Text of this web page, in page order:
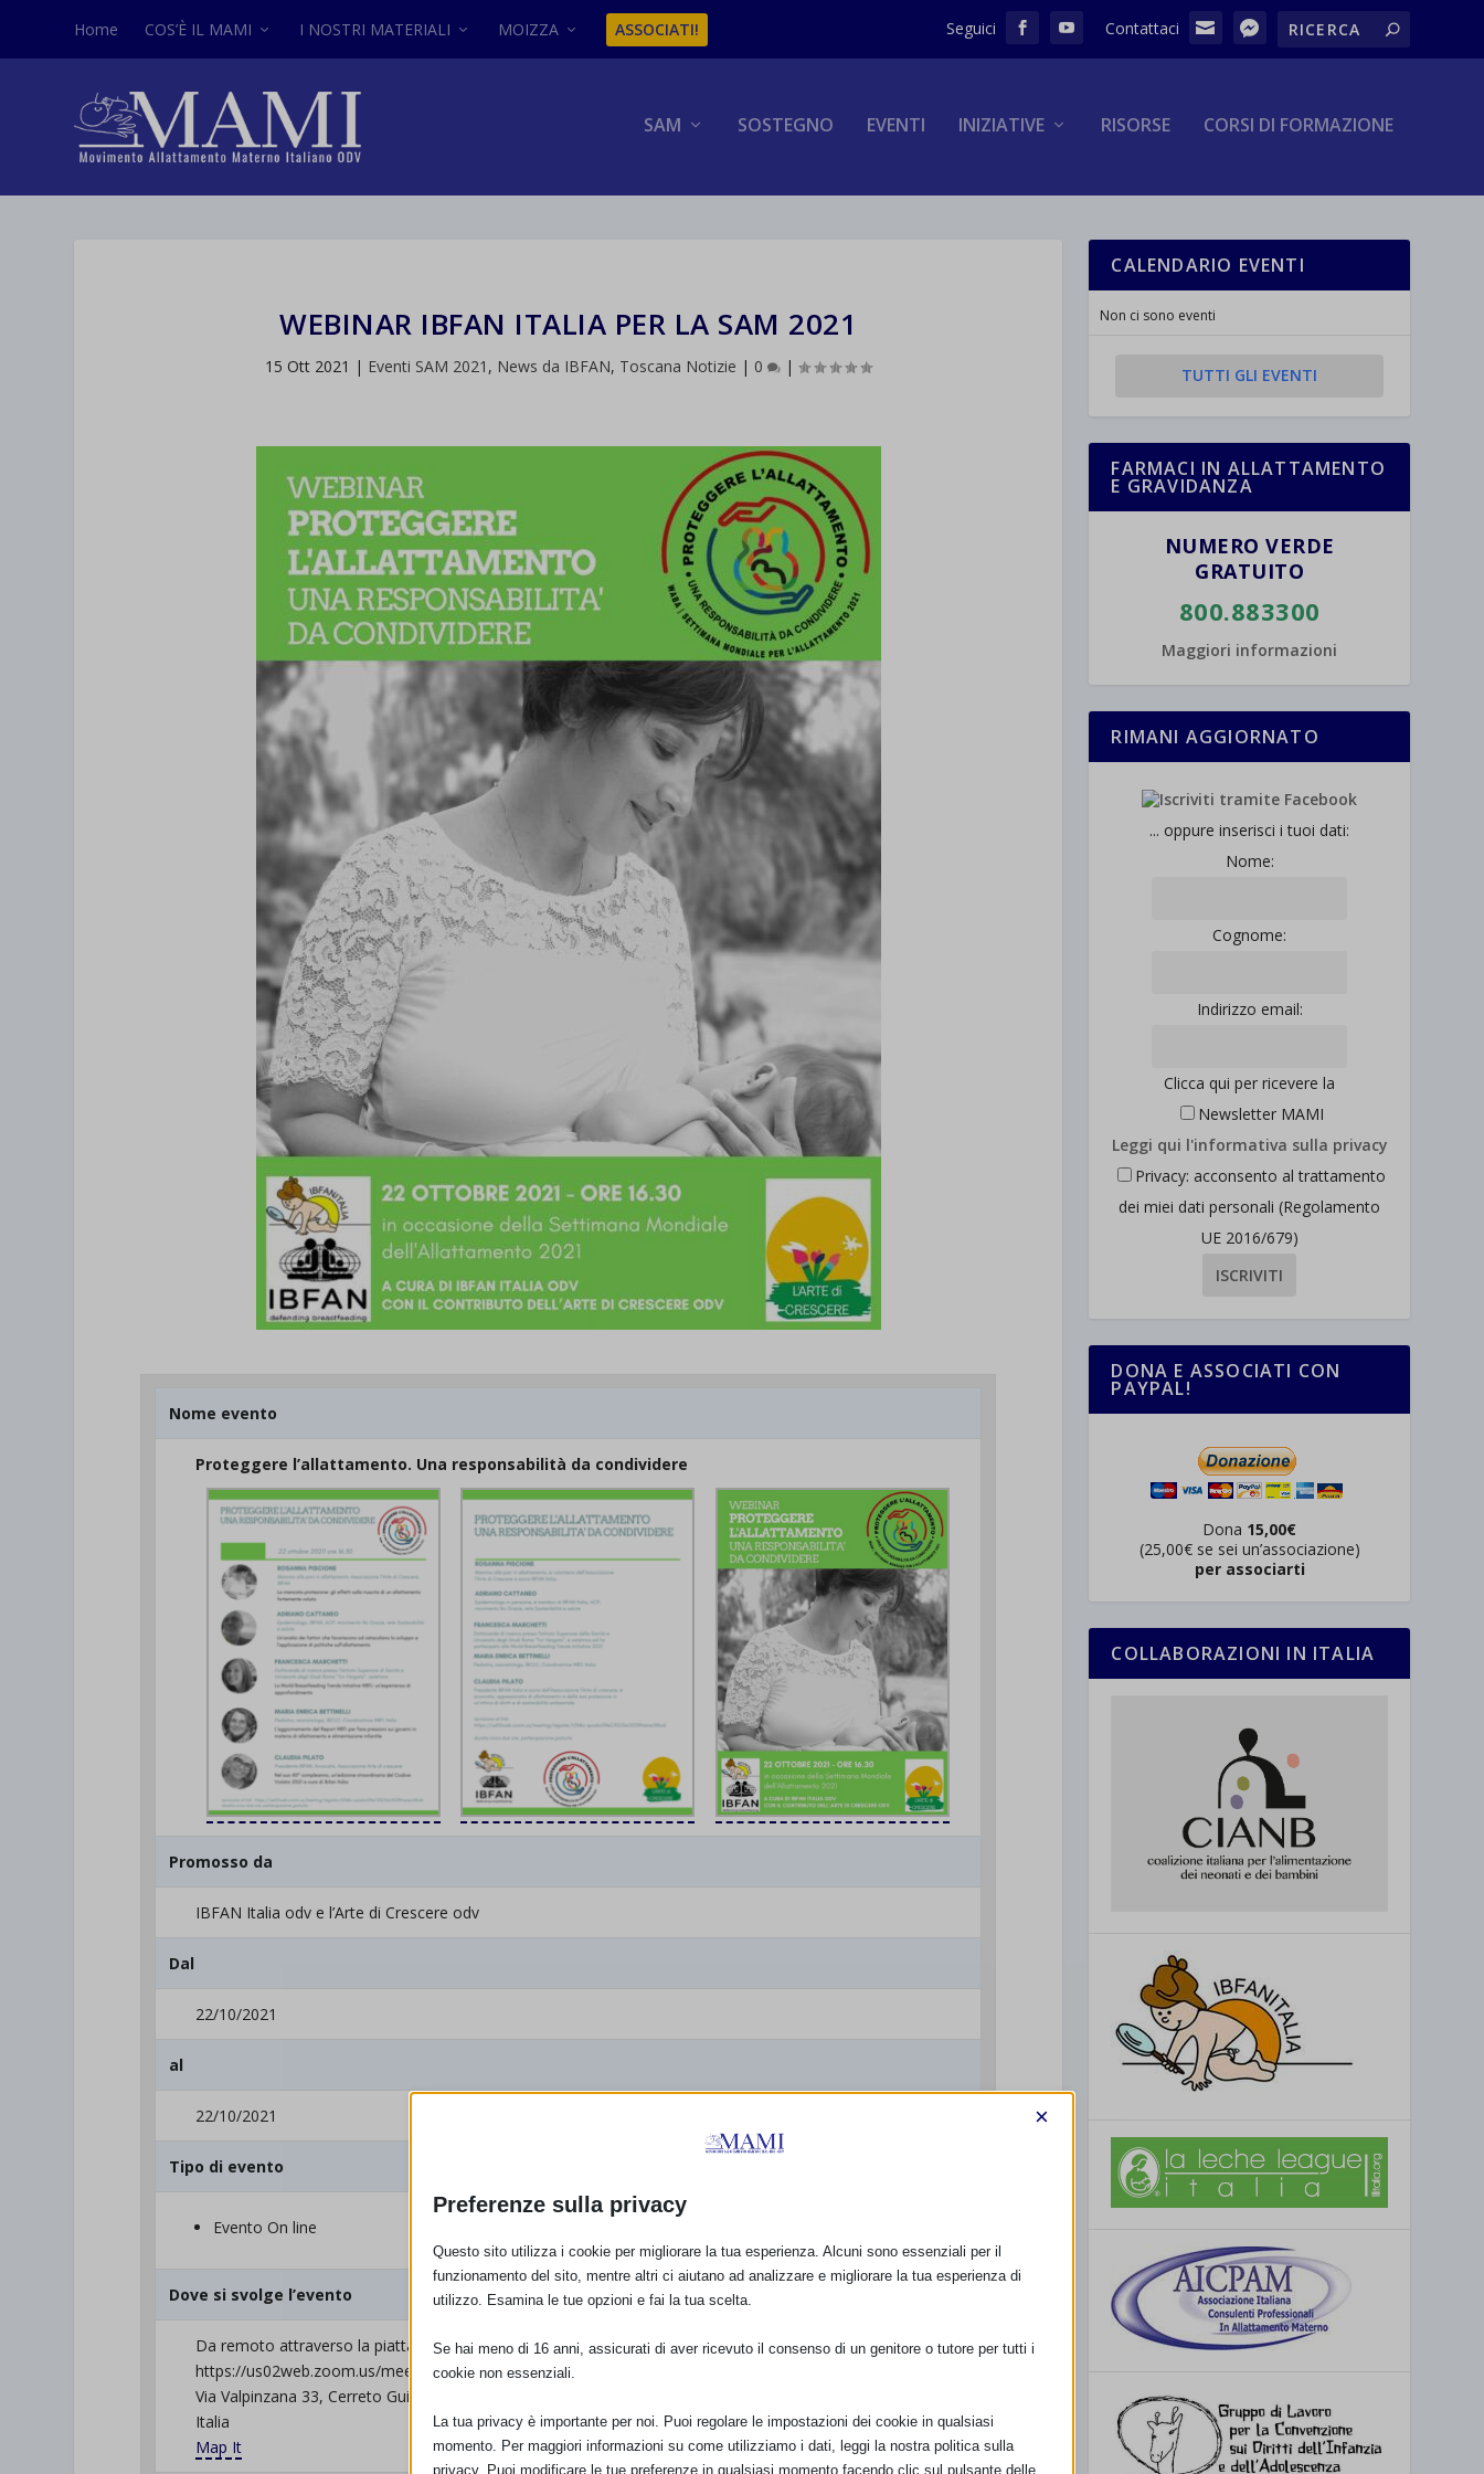
Home COS’È IL MAMI I NOSTRI MATERIALI MOIZZA ASSOCIATI!
SAM SOSTEGNO EVENTI INIZIATIVE RISORSE CORSI DI FORMAZIONE
WEBINAR IBFAN ITALIA PER LA SAM 2021
15 Ott 2021 | Eventi SAM 2021 , News da IBFAN, Toscana Notizie | 0 |
Nome evento
Proteggere l’allattamento. Una responsabilità da condividere
Promosso da
IBFAN Italia odv e l’Arte di Crescere odv
Dal
22/10/2021
al
22/10/2021
Tipo di evento
Evento On line
Dove si svolge l’evento
Da remoto attraverso la piattaforma zoom clicca qui per registrarti
https://us02web.zoom.us/meeting/register/tZMkc-qurzkvG9eC3122IzQfZ09msneJXKwb
Via Valpinzana 33, Cerreto Guidi (FI) 50050
Italia
Map It
CALENDARIO EVENTI
Non ci sono eventi
TUTTI GLI EVENTI
FARMACI IN ALLATTAMENTO
E GRAVIDANZA
NUMERO VERDE
GRATUITO
800.883300
Maggiori informazioni
RIMANI AGGIORNATO
... oppure inserisci i tuoi dati:
Nome:
Cognome:
Indirizzo email:
Clicca qui per ricevere la
Newsletter MAMI
Leggi qui l'informativa sulla privacy
Privacy: acconsento al trattamento
dei miei dati personali (Regolamento
UE 2016/679)
DONA E ASSOCIATI CON
PAYPAL!
Dona 15,00€
(25,00€ se sei un’associazione)
per associarti
COLLABORAZIONI IN ITALIA
Preferenze sulla privacy
×
Questo sito utilizza i cookie per migliorare la tua esperienza. Alcuni sono essenziali per il
funzionamento del sito, mentre altri ci aiutano ad analizzare e migliorare la tua esperienza di
utilizzo. Esamina le tue opzioni e fai la tua scelta.
Se hai meno di 16 anni, assicurati di aver ricevuto il consenso di un genitore o tutore per tutti i
cookie non essenziali.
La tua privacy è importante per noi. Puoi regolare le impostazioni dei cookie in qualsiasi
momento. Per maggiori informazioni su come utilizziamo i dati, leggi la nostra politica sulla
privacy. Puoi modificare le tue preferenze in qualsiasi momento facendo clic sul pulsante delle